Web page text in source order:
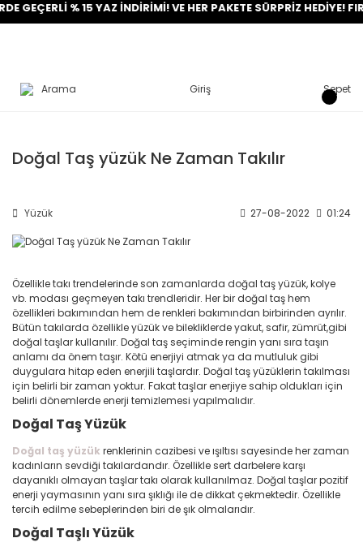
GEÇERLİ % 15 YAZ İNDİRİMİ! VE HER PAKETE SÜRPRİZ HEDİYE!
Arama Giriş Sepet
Doğal Taş yüzük Ne Zaman Takılır
Yüzük 27-08-2022 01:24
Özellikle takı trendelerinde son zamanlarda doğal taş yüzük, kolye
vb. modası geçmeyen takı trendleridir. Her bir doğal taş hem
özellikleri bakımından hem de renkleri bakımından birbirinden ayrılır.
Bütün takılarda özellikle yüzük ve bilekliklerde yakut, safir, zümrüt,gibi
doğal taşlar kullanılır. Doğal taş seçiminde rengin yanı sıra taşın
anlamı da önem taşır. Kötü enerjiyi atmak ya da mutluluk gibi
duygulara hitap eden enerjili taşlardır. Doğal taş yüzüklerin takılması
için belirli bir zaman yoktur. Fakat taşlar enerjiye sahip oldukları için
belirli dönemlerde enerji temizlemesi yapılmalıdır.
Doğal Taş Yüzük
Doğal taş yüzük renklerinin cazibesi ve ışıltısı sayesinde her zaman
kadınların sevdiği takılardandır. Özellikle sert darbelere karşı
dayanıklı olmayan taşlar takı olarak kullanılmaz. Doğal taşlar pozitif
enerji yaymasının yanı sıra şıklığı ile de dikkat çekmektedir. Özellikle
tercih edilme sebeplerinden biri de şık olmalarıdır.
Doğal Taşlı Yüzük